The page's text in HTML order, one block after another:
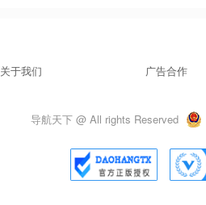
关于我们 广告合作
导航天下 @ All rights Reserved